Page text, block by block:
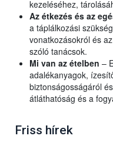
kezeléséhez,
Az étkezés és az
a táplálkozási
vonatkozásokról és
szóló tanácsok.
Mi van az ételben –
adalékanyagok,
biztonságosságáról
átláthatóság és a
Friss hírek